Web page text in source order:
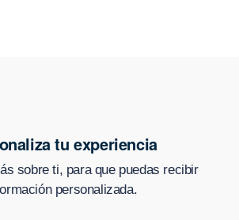
tu experiencia
sobre ti, para que puedas recibir
personalizada.